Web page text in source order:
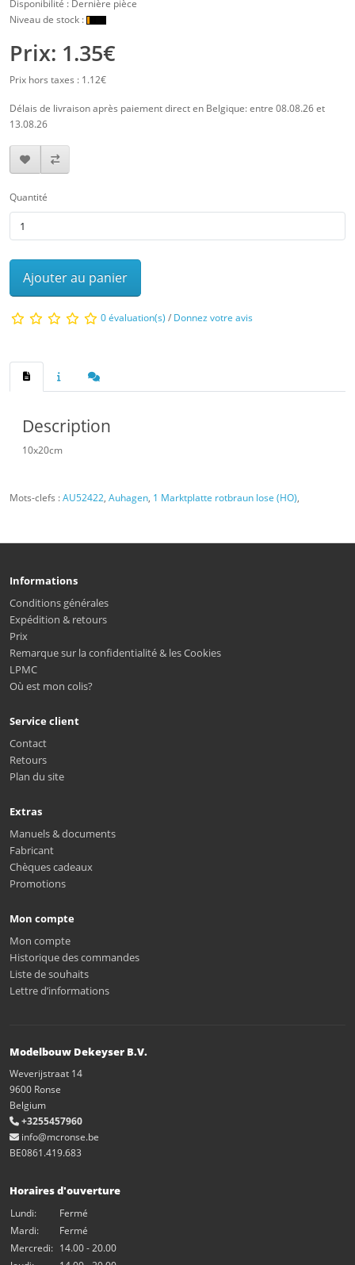
Disponibilité : Dernière pièce
Niveau de stock :
Prix: 1.35€
Prix hors taxes : 1.12€
Délais de livraison après paiement direct en Belgique: entre 08.08.26 et
13.08.26
Quantité
Ajouter au panier
0 évaluation(s) / Donnez votre avis
Description
10x20cm
Mots-clefs :AU52422, Auhagen, 1 Marktplatte rotbraun lose (HO),
Informations
Conditions générales
Expédition & retours
Prix
Remarque sur la confidentialité & les Cookies
LPMC
Où est mon colis?
Service client
Contact
Retours
Plan du site
Extras
Manuels & documents
Fabricant
Chèques cadeaux
Promotions
Mon compte
Mon compte
Historique des commandes
Liste de souhaits
Lettre d’informations
Modelbouw Dekeyser B.V.
Weverijstraat 14
9600 Ronse
Belgium
+3255457960
info@mcronse.be
BE0861.419.683
Horaires d'ouverture
Lundi:
Fermé
Mardi:
Fermé
Mercredi: 14.00 - 20.00